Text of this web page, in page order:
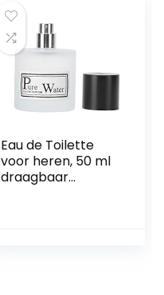
Eau de Toilette
voor heren, 50 ml
draagbaar